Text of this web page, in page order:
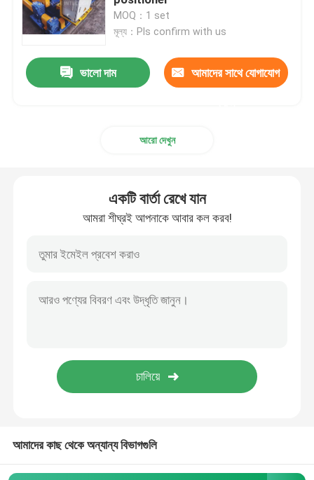
ওয়েল্ডিং পজিশনার রোটেটর
রোটারি ওয়েল্ডিং পজিশনার
পাইপ ওয়েল্ডিং ম্যানিপুলেটর
হাইড্রোলিক ওয়েল্ডিং পজিশনার
বৈদ্যুতিক ঢালাই টার্নটেবল
কলাম এবং বুম ম্যানিপুলেটর
এল টাইপ ওয়েল্ডিং পজিশনার
MOQ：1 set
মূল্য：Pls confirm with us
ভালো দাম আমাদের সাথে যোগাযোগ
আরো দেখুন
একটি বার্তা রেখে যান
আমরা শীঘ্রই আপনাকে আবার কল করব!
আমাদের কাছ থেকে অন্যান্য বিভাগগুলি